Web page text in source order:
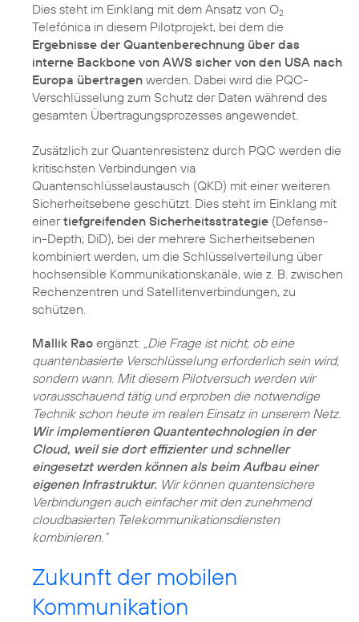
Dies steht im Einklang mit dem Ansatz von O2
Telefónica in diesem Pilotprojekt, bei dem die
Ergebnisse der Quantenberechnung über das
interne Backbone von AWS sicher von den USA nach
Europa übertragen werden. Dabei wird die PQC-
Verschlüsselung zum Schutz der Daten während des
gesamten Übertragungsprozesses angewendet.
Zusätzlich zur Quantenresistenz durch PQC werden die
kritischsten Verbindungen via
Quantenschlüsselaustausch (QKD) mit einer weiteren
Sicherheitsebene geschützt. Dies steht im Einklang mit
einertiefgreifenden Sicherheitsstrategie (Defense-
in-Depth; DiD), bei der mehrere Sicherheitsebenen
kombiniert werden, um die Schlüsselverteilung über
hochsensible Kommunikationskanäle, wie z. B. zwischen
Rechenzentren und Satellitenverbindungen, zu
schützen.
Mallik Rao ergänzt: „Die Frage ist nicht, ob eine
quantenbasierte Verschlüsselung erforderlich sein wird,
sondern wann. Mit diesem Pilotversuch werden wir
vorausschauend tätig und erproben die notwendige
Technik schon heute im realen Einsatz in unserem Netz.
Wir implementieren Quantentechnologien in der
Cloud, weil sie dort effizienter und schneller
eingesetzt werden können als beim Aufbau einer
eigenen Infrastruktur. Wir können quantensichere
Verbindungen auch einfacher mit den zunehmend
cloudbasierten Telekommunikationsdiensten
kombinieren.“
Zukunft der mobilen
Kommunikation